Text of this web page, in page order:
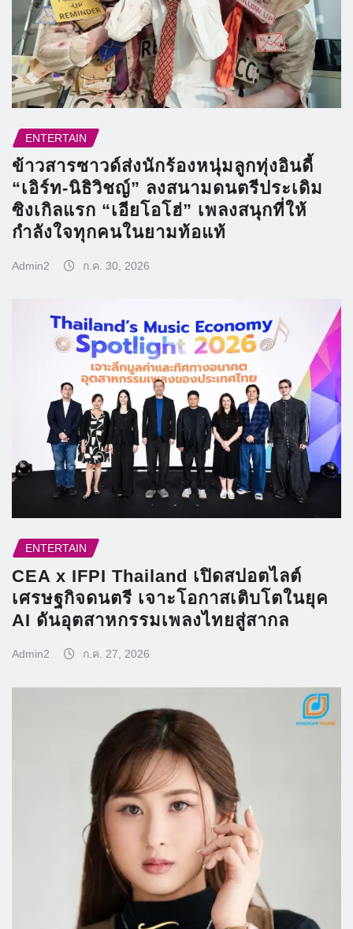
ENTERTAIN
ข้าวสารซาวด์ส่งนักร้องหนุ่มลูกทุ่งอินดี้
“เอิร์ท-นิธิวิชญ์” ลงสนามดนตรีประเดิม
ซิงเกิลแรก “เอียโอโฮ่” เพลงสนุกที่ให้
กำลังใจทุกคนในยามท้อแท้
Admin2 ก.ค. 30, 2026
ENTERTAIN
CEA x IFPI Thailand เปิดสปอตไลต์
เศรษฐกิจดนตรี เจาะโอกาสเติบโตในยุค
AI ดันอุตสาหกรรมเพลงไทยสู่สากล
Admin2 ก.ค. 27, 2026